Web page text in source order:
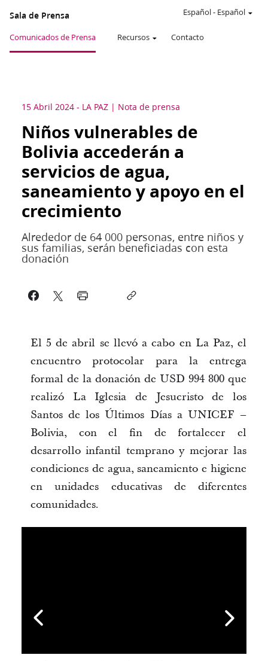
Sala de Prensa
Comunicados de Prensa Recursos Contacto
Español- Español
15 Abril 2024 - LA PAZ Nota de prensa
Niños vulnerables de
Bolivia accederán a
servicios de agua,
saneamiento y apoyo en el
crecimiento
Alrededor de 64 000 personas, entre niños y
sus familias, serán beneficiadas con esta
donación
El 5 de abril se llevó a cabo en La Paz, el
encuentro protocolar para la entrega
formal de la donación de USD 994 800 que
realizó La Iglesia de Jesucristo de los
Santos de los Últimos Días a UNICEF –
Bolivia, con el fin de fortalecer el
desarrollo infantil temprano y mejorar las
condiciones de agua, saneamiento e higiene
en unidades educativas de diferentes
comunidades.